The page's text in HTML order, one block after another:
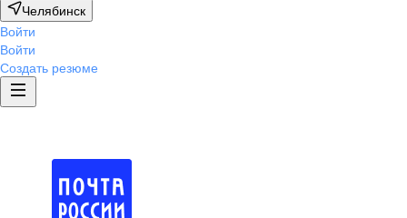
Челябинск
Войти
Войти
Создать резюме